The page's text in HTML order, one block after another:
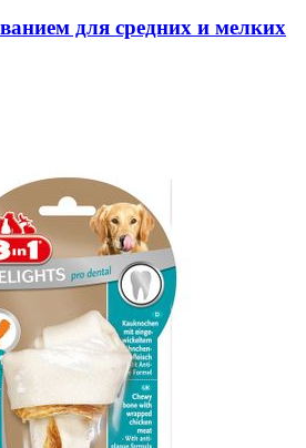
для средних и мелких